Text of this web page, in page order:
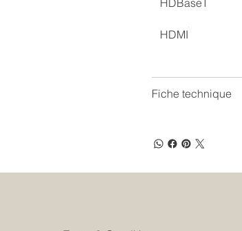
HDBaseT
HDMI
Fiche technique